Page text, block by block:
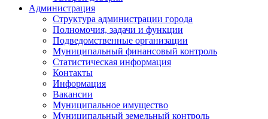
Администрация
Структура администрации города
Полномочия, задачи и функции
Подведомственные организации
Муниципальный финансовый контроль
Статистическая информация
Контакты
Информация
Вакансии
Муниципальное имущество
Муниципальный земельный контроль